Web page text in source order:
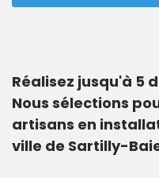
Réalisez jusqu'à 5
Nous sélections
artisans en
ville de Sartilly-